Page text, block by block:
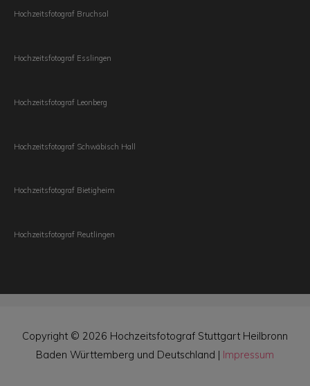
Hochzeitsfotograf Bruchsal
Hochzeitsfotograf Esslingen
Hochzeitsfotograf Leonberg
Hochzeitsfotograf Schwäbisch Hall
Hochzeitsfotograf Bietigheim
Hochzeitsfotograf Reutlingen
Copyright © 2026 Hochzeitsfotograf Stuttgart Heilbronn
Baden Württemberg und Deutschland | Impressum